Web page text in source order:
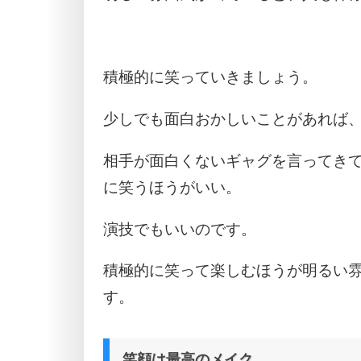
積極的に笑っていきましょう。
少しでも面白おかしいことがあれば
相手が面白くないギャグを言ってき
に笑うほうがいい。
演技でもいいのです。
積極的に笑って楽しむほうが明るい
す。